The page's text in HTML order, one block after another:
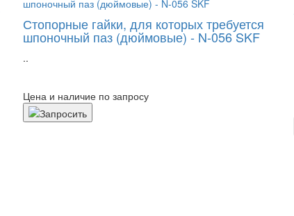
Стопорные гайки, для которых требуется
шпоночный паз (дюймовые) - N-056 SKF
..
Цена и наличие по запросу